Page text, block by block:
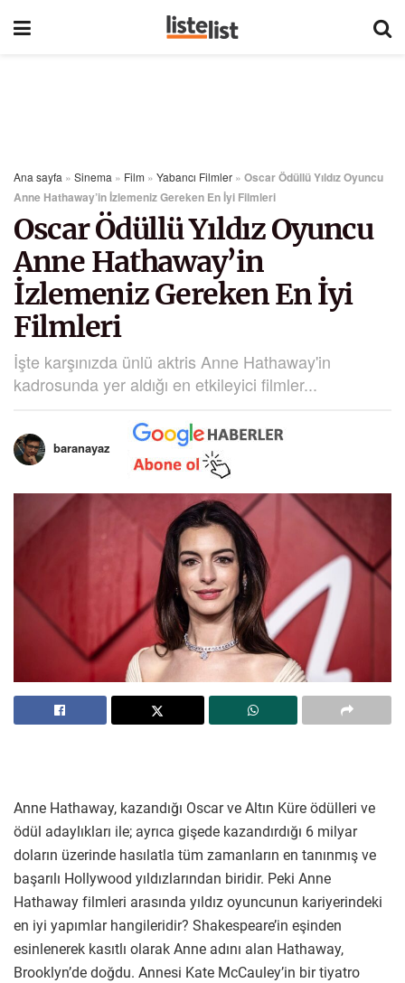
Ana sayfa » Sinema » Film » Yabancı Filmler » Oscar Ödüllü Yıldız Oyuncu
Anne Hathaway’in İzlemeniz Gereken En İyi Filmleri
Oscar Ödüllü Yıldız Oyuncu
Anne Hathaway’in
İzlemeniz Gereken En İyi
Filmleri
İşte karşınızda ünlü aktris Anne Hathaway'in
kadrosunda yer aldığı en etkileyici filmler...
baranayaz
Anne Hathaway, kazandığı Oscar ve Altın Küre ödülleri ve
ödül adaylıkları ile; ayrıca gişede kazandırdığı 6 milyar
doların üzerinde hasılatla tüm zamanların en tanınmış ve
başarılı Hollywood yıldızlarından biridir. Peki Anne
Hathaway filmleri arasında yıldız oyuncunun kariyerindeki
en iyi yapımlar hangileridir? Shakespeare’in eşinden
esinlenerek kasıtlı olarak Anne adını alan Hathaway,
Brooklyn’de doğdu. Annesi Kate McCauley’in bir tiyatro